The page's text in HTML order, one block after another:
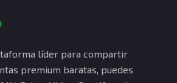
líder para compartir
premium baratas, puedes